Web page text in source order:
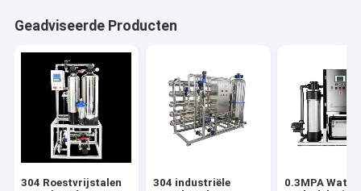
Geadviseerde Producten
304 Roestvrijstalen
304 industriële
0.3MPA